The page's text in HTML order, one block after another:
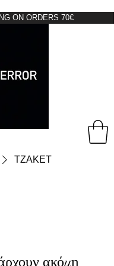
ON ORDERS 70€
ΤZAKET
ακόμη